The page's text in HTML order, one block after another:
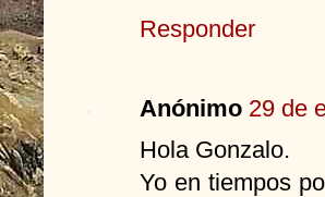
Responder
Anónimo 29 de
Hola Gonzalo.
Yo en tiempos